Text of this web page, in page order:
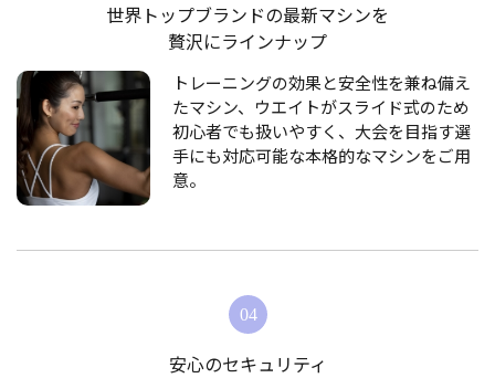
世界トップブランドの最新マシンを
贅沢にラインナップ
トレーニングの効果と安全性を兼ね備え
たマシン、ウエイトがスライド式のため
初心者でも扱いやすく、大会を目指す選
手にも対応可能な本格的なマシンをご用
意。
安心のセキュリティ